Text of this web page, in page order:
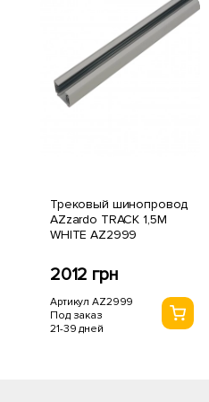
Трековый шинопровод
AZzardo TRACK 1,5M
WHITE AZ2999
2012 грн
Артикул AZ2999
Под заказ
21-39 дней